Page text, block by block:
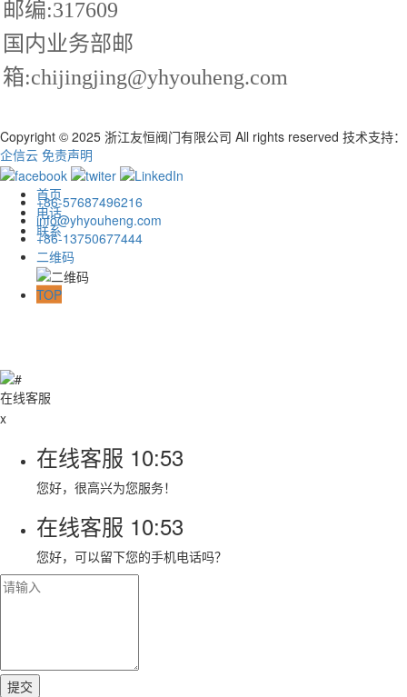
邮编:317609
国内业务部邮
箱:chijingjing@yhyouheng.com
Copyright © 2025 浙江友恒阀门有限公司 All rights reserved 技术支持：
企信云 免责声明
首页
电话
联系
+86-57687496216
info@yhyouheng.com
+86-13750677444
二维码
TOP
在线客服
x
在线客服 10:53
您好，很高兴为您服务！
在线客服 10:53
您好，可以留下您的手机电话吗？